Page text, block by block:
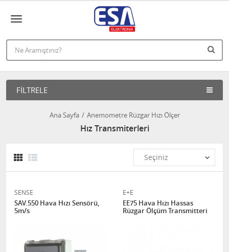
FILTRELE
Ana Sayfa Anemometre Rüzgar Hızı Ölçer
Hız Transmiterleri
SENSE
SAV.550 Hava Hızı Sensörü,
5m/s
E+E
EE75 Hava Hızı Hassas
Rüzgar Ölçüm Transmitteri